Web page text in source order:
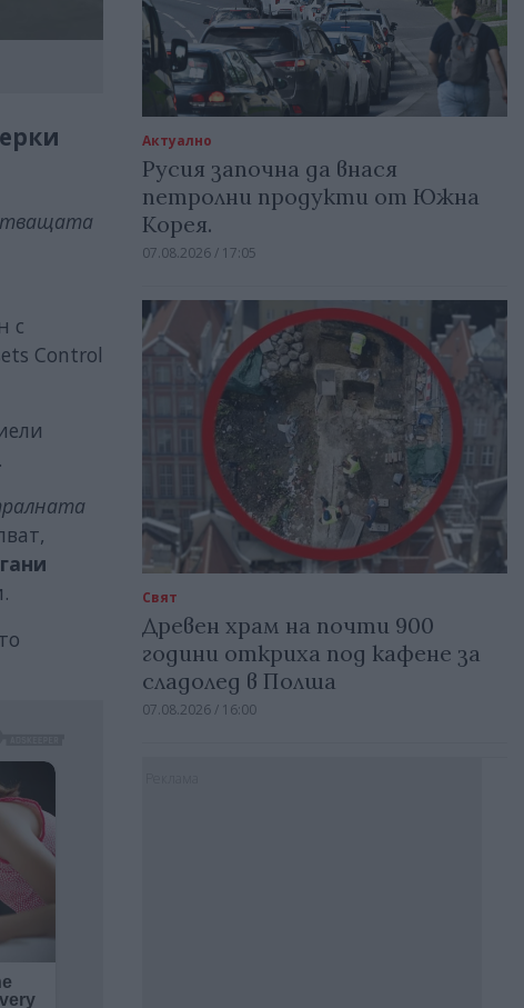
с
Control
Актуално
Русия започна да внася
петролни продукти от Южна
Корея.
07.08.2026 / 17:05
Свят
Древен храм на почти 900
години откриха под кафене за
сладолед в Полша
07.08.2026 / 16:00